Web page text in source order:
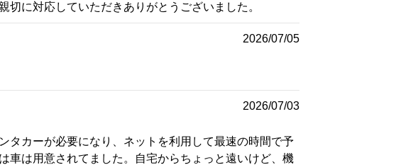
切に対応していただきありがとうございました。
2026/07/05
2026/07/03
タカーが必要になり、ネットを利用して最速の時間で予
車は用意されてました。自宅からちょっと遠いけど、機